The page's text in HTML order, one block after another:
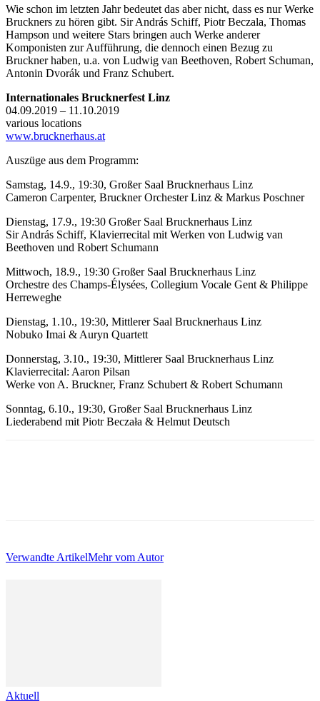
Wie schon im letzten Jahr bedeutet das aber nicht, dass es nur Werke
Bruckners zu hören gibt. Sir András Schiff, Piotr Beczala, Thomas
Hampson und weitere Stars bringen auch Werke anderer
Komponisten zur Aufführung, die dennoch einen Bezug zu
Bruckner haben, u.a. von Ludwig van Beethoven, Robert Schuman,
Antonin Dvorák und Franz Schubert.
Internationales Brucknerfest Linz
04.09.2019 – 11.10.2019
various locations
www.brucknerhaus.at
Auszüge aus dem Programm:
Samstag, 14.9., 19:30, Großer Saal Brucknerhaus Linz
Cameron Carpenter, Bruckner Orchester Linz & Markus Poschner
Dienstag, 17.9., 19:30 Großer Saal Brucknerhaus Linz
Sir András Schiff, Klavierrecital mit Werken von Ludwig van
Beethoven und Robert Schumann
Mittwoch, 18.9., 19:30 Großer Saal Brucknerhaus Linz
Orchestre des Champs-Élysées, Collegium Vocale Gent & Philippe
Herreweghe
Dienstag, 1.10., 19:30, Mittlerer Saal Brucknerhaus Linz
Nobuko Imai & Auryn Quartett
Donnerstag, 3.10., 19:30, Mittlerer Saal Brucknerhaus Linz
Klavierrecital: Aaron Pilsan
Werke von A. Bruckner, Franz Schubert & Robert Schumann
Sonntag, 6.10., 19:30, Großer Saal Brucknerhaus Linz
Liederabend mit Piotr Beczała & Helmut Deutsch
Verwandte ArtikelMehr vom Autor
Aktuell